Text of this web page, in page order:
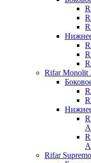
Rifar
Rifar